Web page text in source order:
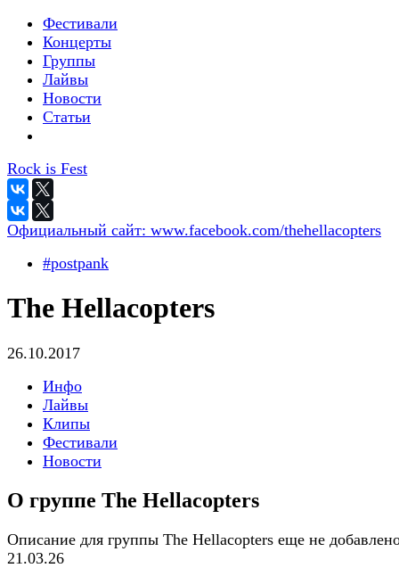
Фестивали
Концерты
Группы
Лайвы
Новости
Статьи
Rock is Fest
Официальный сайт: www.facebook.com/thehellacopters
#postpank
The Hellacopters
26.10.2017
Инфо
Лайвы
Клипы
Фестивали
Новости
О группе The Hellacopters
Описание для группы The Hellacopters еще не
21.03.26